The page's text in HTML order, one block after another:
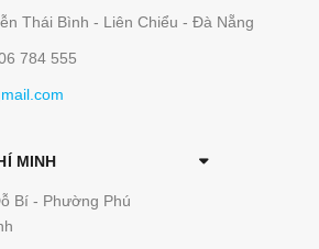
Thái Bình - Liên Chiểu - Đà Nẵng
784 555
MINH
Bí - Phường Phú